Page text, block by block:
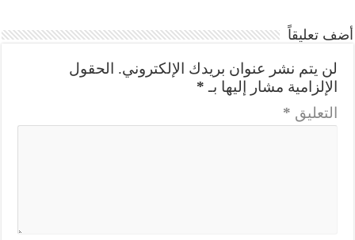
أضف تعليقاً
لن يتم نشر عنوان بريدك الإلكتروني.
الحقول
الإلزامية مشار إليها بـ *
التعليق *